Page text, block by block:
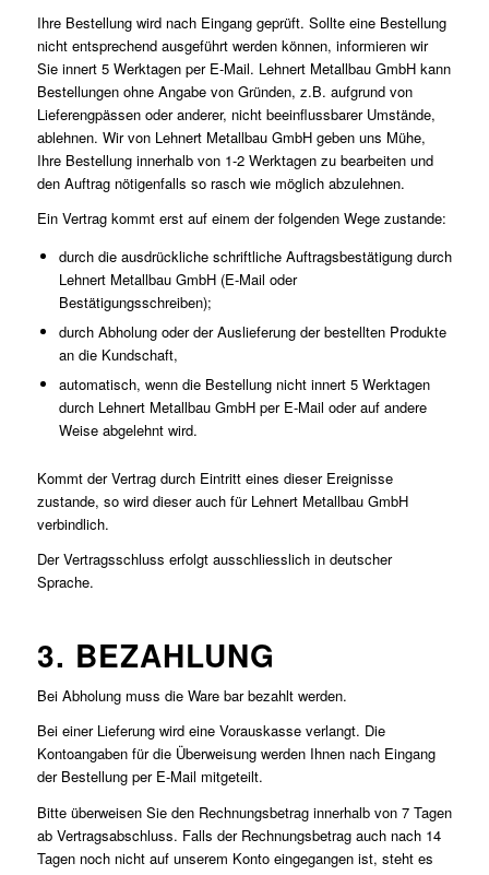
Ihre Bestellung wird nach Eingang geprüft. Sollte eine Bestellung
nicht entsprechend ausgeführt werden können, informieren wir
Sie innert 5 Werktagen per E-Mail. Lehnert Metallbau GmbH kann
Bestellungen ohne Angabe von Gründen, z.B. aufgrund von
Lieferengpässen oder anderer, nicht beeinflussbarer Umstände,
ablehnen. Wir von Lehnert Metallbau GmbH geben uns Mühe,
Ihre Bestellung innerhalb von 1-2 Werktagen zu bearbeiten und
den Auftrag nötigenfalls so rasch wie möglich abzulehnen.
Ein Vertrag kommt erst auf einem der folgenden Wege zustande:
durch die ausdrückliche schriftliche Auftragsbestätigung durch
Lehnert Metallbau GmbH (E-Mail oder
Bestätigungsschreiben);
durch Abholung oder der Auslieferung der bestellten Produkte
an die Kundschaft,
automatisch, wenn die Bestellung nicht innert 5 Werktagen
durch Lehnert Metallbau GmbH per E-Mail oder auf andere
Weise abgelehnt wird.
Kommt der Vertrag durch Eintritt eines dieser Ereignisse
zustande, so wird dieser auch für Lehnert Metallbau GmbH
verbindlich.
Der Vertragsschluss erfolgt ausschliesslich in deutscher
Sprache.
3. BEZAHLUNG
Bei Abholung muss die Ware bar bezahlt werden.
Bei einer Lieferung wird eine Vorauskasse verlangt. Die
Kontoangaben für die Überweisung werden Ihnen nach Eingang
der Bestellung per E-Mail mitgeteilt.
Bitte überweisen Sie den Rechnungsbetrag innerhalb von 7 Tagen
ab Vertragsabschluss. Falls der Rechnungsbetrag auch nach 14
Tagen noch nicht auf unserem Konto eingegangen ist, steht es